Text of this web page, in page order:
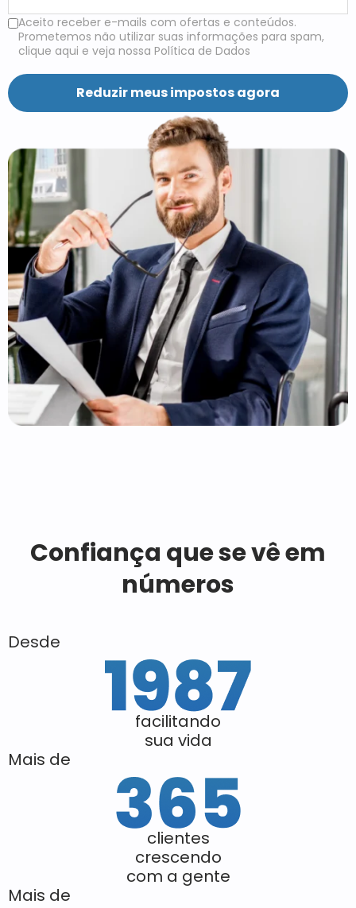
Aceito receber e-mails com ofertas e conteúdos.
Prometemos não utilizar suas informações para spam,
clique aqui e veja nossa Política de Dados
Confiança que se vê em
números
Desde
facilitando
sua vida
Mais de
clientes
crescendo
com a gente
Mais de